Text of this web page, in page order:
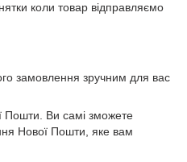
коли товар відправляємо
замовлення зручним для вас
Пошти. Ви самі зможете
Нової Пошти, яке вам